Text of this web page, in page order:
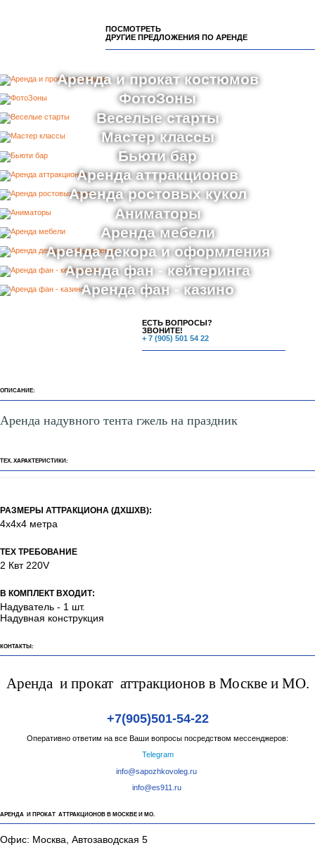
ПОСМОТРЕТЬ
ДРУГИЕ ПРЕДЛОЖЕНИЯ ПО АРЕНДЕ
Аренда и прокат костюмов
ФотоЗоны
Веселые старты
Мастер классы
Бьюти бар
Аренда аттракционов
Аренда ростовых кукол
Аниматоры
Аренда мебели
Аренда декора и оформления
Аренда фан - кейтеринга
Аренда фан - казино
ЕСТЬ ВОПРОСЫ?
ЗВОНИТЕ!
+ 7 (905) 501 54 22
ОПИСАНИЕ:
Аренда надувного тента гжель на праздник
ТЕХ. ХАРАКТЕРИСТИКИ:
РАЗМЕРЫ АТТРАКЦИОНА (ДХШХВ):
4х4х4 метра
ТЕХ ТРЕБОВАНИЕ
2 Квт 220V
В КОМПЛЕКТ ВХОДИТ:
Надуватель - 1 шт.
Надувная конструкция
КОНТАКТЫ:
Аренда и прокат аттракционов в Москве и МО.
+7(905)501-54-22
Оперативно ответим на все Ваши вопросы посредством мессенджеров:
Telegram
info@sapozhkovoleg.ru
info@es911.ru
АРЕНДА И ПРОКАТ АТТРАКЦИОНОВ В МОСКВЕ И МО.
Офис: Москва, Автозаводская 5